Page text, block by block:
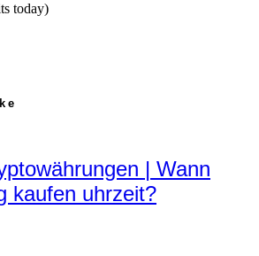
today)
| Wann
kaufen uhrzeit?